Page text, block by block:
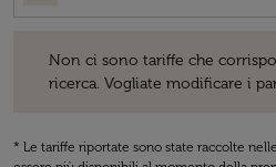
Non ci sono tariffe che
ricerca. Vogliate modificare i
* Le tariffe riportate sono state raccolte